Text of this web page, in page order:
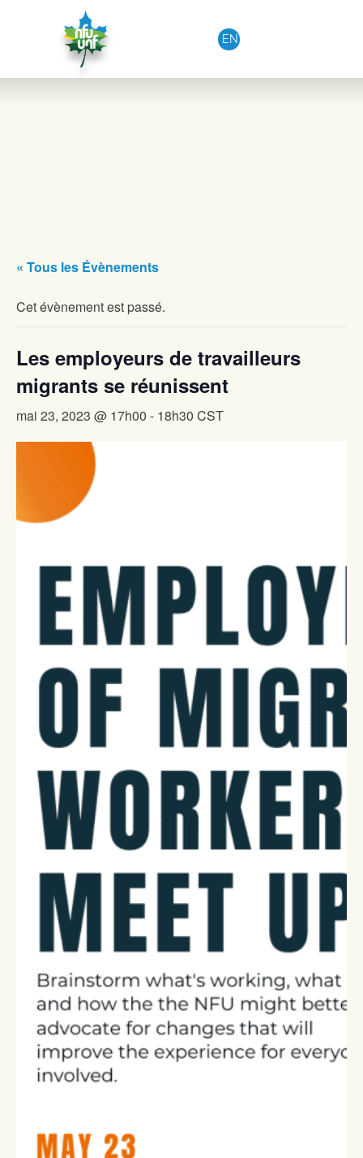
Aller au contenu
EN
« Tous les Évènements
Cet évènement est passé.
Les employeurs de travailleurs
migrants se réunissent
mai 23, 2023 @ 17h00 - 18h30 CST